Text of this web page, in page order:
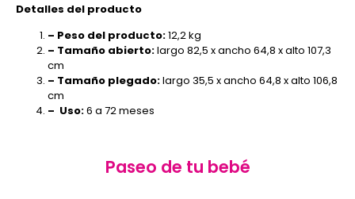
Detalles del producto
– Peso del producto:12,2 kg
– Tamaño abierto:largo 82,5 x ancho 64,8 x alto 107,3
cm
– Tamaño plegado:largo 35,5 x ancho 64,8 x alto 106,8
cm
– Uso:6 a 72 meses
Paseo de tu bebé